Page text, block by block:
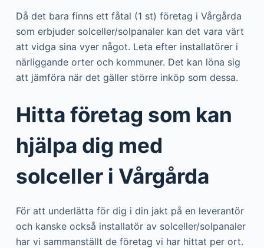
Då det bara finns ett fåtal (1 st) företag i Vårgårda
som erbjuder solceller/solpanaler kan det vara värt
att vidga sina vyer något. Leta efter installatörer i
närliggande orter och kommuner. Det kan löna sig
att jämföra när det gäller större inköp som dessa.
Hitta företag som kan
hjälpa dig med
solceller i Vårgårda
För att underlätta för dig i din jakt på en leverantör
och kanske också installatör av solceller/solpanaler
har vi sammanställt de företag vi har hittat per ort.